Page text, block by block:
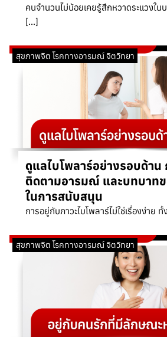
คนจำนวนไม่น้อยเคยรู้สึกหวาดระแวงใน
[…]
สุขภาพจิต โรคทางอารมณ์ จิตวิทยา
ดูแลไบโพลาร์อย่างรอบด้าน
ติดตามอารมณ์ และบทบาท
ในการสนับสนุน
การอยู่กับภาวะไบโพลาร์ไม่ใช่เรื่องง่าย
สุขภาพจิต โรคทางอารมณ์ จิตวิทยา